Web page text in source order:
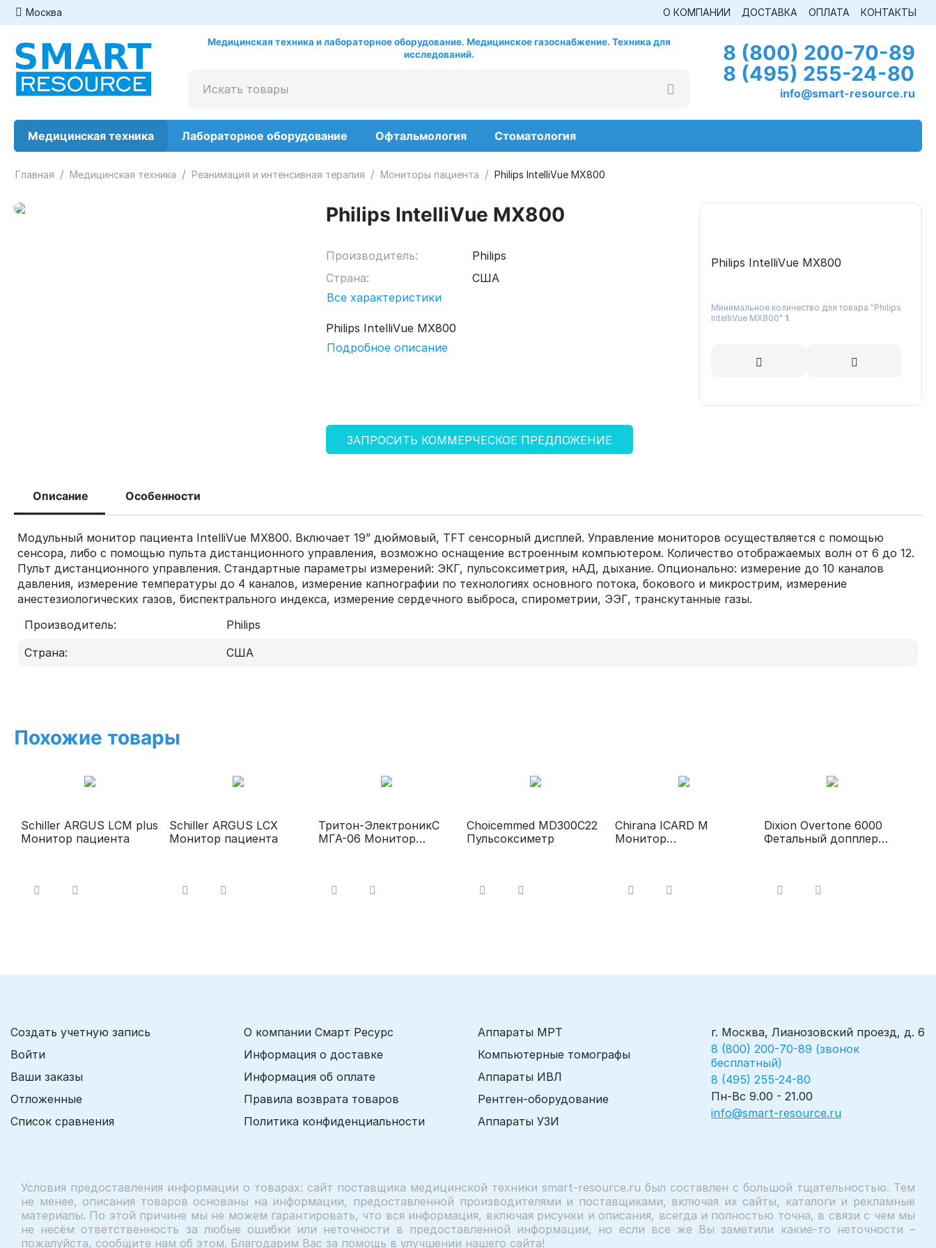
Москва О КОМПАНИИ ДОСТАВКА ОПЛАТА КОНТАКТЫ
Медицинская техника и лабораторное оборудование. Медицинское газоснабжение. Техника для
исследований.
8 (800) 200-70-89
8 (495) 255-24-80
info@smart-resource.ru
Медицинская техника Лабораторное оборудование Офтальмология Стоматология
Главная / Медицинская техника / Реанимация и интенсивная терапия / Мониторы пациента / Philips IntelliVue MХ800
Philips IntelliVue MХ800
Производитель:
Philips
Страна:
США
Все характеристики
Philips IntelliVue MХ800
Подробное описание
Philips IntelliVue MХ800
Минимальное количество для товара "Philips
IntelliVue MХ800" 1.
ЗАПРОСИТЬ КОММЕРЧЕСКОЕ ПРЕДЛОЖЕНИЕ
Описание Особенности
Модульный монитор пациента IntelliVue MХ800. Включает 19” дюймовый, TFT сенсорный дисплей. Управление мониторов осуществляется с помощью
сенсора, либо с помощью пульта дистанционного управления, возможно оснащение встроенным компьютером. Количество отображаемых волн от 6 до 12.
Пульт дистанционного управления. Стандартные параметры измерений: ЭКГ, пульсоксиметрия, нАД, дыхание. Опционально: измерение до 10 каналов
давления, измерение температуры до 4 каналов, измерение капнографии по технологиях основного потока, бокового и микрострим, измерение
анестезиологических газов, биспектрального индекса, измерение сердечного выброса, спирометрии, ЭЭГ, транскутанные газы.
Производитель:
Philips
Страна:
США
Похожие товары
Schiller ARGUS LCM plus
Монитор пациента
Schiller ARGUS LCX
Монитор пациента
Тритон-ЭлектроникС
МГА-06 Монитор
Choicemmed MD300C22
Пульсоксиметр
Chirana ICARD М
Монитор
Dixion Overtone 6000
Фетальный допплер
Создать учетную запись
Войти
Ваши заказы
Отложенные
Список сравнения
О компании Смарт Ресурс
Информация о доставке
Информация об оплате
Правила возврата товаров
Политика конфиденциальности
Аппараты МРТ
Компьютерные томографы
Аппараты ИВЛ
Рентген-оборудование
Аппараты УЗИ
г. Москва, Лианозовский проезд, д. 6
8 (800) 200-70-89 (звонок
бесплатный)
8 (495) 255-24-80
Пн-Вс 9.00 - 21.00
info@smart-resource.ru
Условия предоставления информации о товарах: сайт поставщика медицинской техники smart-resource.ru был составлен с большой тщательностью. Тем
не менее, описания товаров основаны на информации, предоставленной производителями и поставщиками, включая их сайты, каталоги и рекламные
материалы. По этой причине мы не можем гарантировать, что вся информация, включая рисунки и описания, всегда и полностью точна, в связи с чем мы
не несём ответственность за любые ошибки или неточности в предоставленной информации, но если все же Вы заметили какие-то неточности –
пожалуйста, сообщите нам об этом. Благодарим Вас за помощь в улучшении нашего сайта!